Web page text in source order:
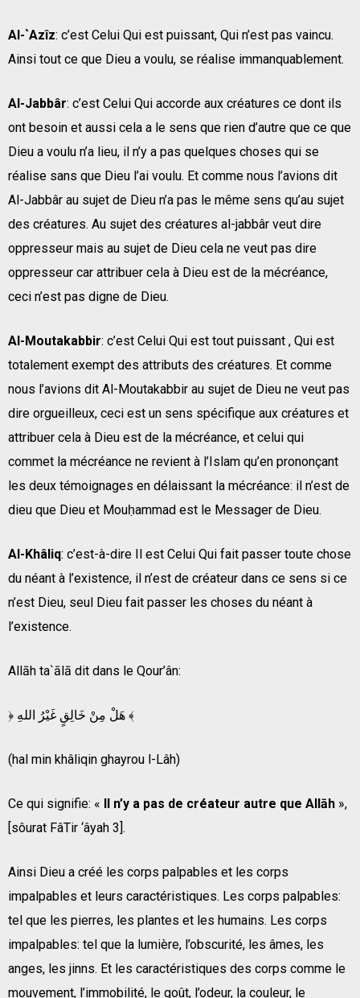
Al-`Azîz: c’est Celui Qui est puissant, Qui n’est pas vaincu.
Ainsi tout ce que Dieu a voulu, se réalise immanquablement.
Al-Jabbâr: c’est Celui Qui accorde aux créatures ce dont ils
ont besoin et aussi cela a le sens que rien d’autre que ce que
Dieu a voulu n’a lieu, il n’y a pas quelques choses qui se
réalise sans que Dieu l’ai voulu. Et comme nous l’avions dit
Al-Jabbâr au sujet de Dieu n’a pas le même sens qu’au sujet
des créatures. Au sujet des créatures al-jabbâr veut dire
oppresseur mais au sujet de Dieu cela ne veut pas dire
oppresseur car attribuer cela à Dieu est de la mécréance,
ceci n’est pas digne de Dieu.
Al-Moutakabbir: c’est Celui Qui est tout puissant , Qui est
totalement exempt des attributs des créatures. Et comme
nous l’avions dit Al-Moutakabbir au sujet de Dieu ne veut pas
dire orgueilleux, ceci est un sens spécifique aux créatures et
attribuer cela à Dieu est de la mécréance, et celui qui
commet la mécréance ne revient à l’Islam qu’en prononçant
les deux témoignages en délaissant la mécréance: il n’est de
dieu que Dieu et Mouḥammad est le Messager de Dieu.
Al-Khâliq: c’est-à-dire Il est Celui Qui fait passer toute chose
du néant à l’existence, il n’est de créateur dans ce sens si ce
n’est Dieu, seul Dieu fait passer les choses du néant à
l’existence.
Allāh ta`ālā dit dans le Qour’ân:
﴿ هَلْ مِنْ خَالِقٍ غَيْرُ اللهِ ﴾
(hal min khâliqin ghayrou l-Lâh)
Ce qui signifie: « Il n’y a pas de créateur autre que Allāh »,
[sôurat FâTir ‘âyah 3].
Ainsi Dieu a créé les corps palpables et les corps
impalpables et leurs caractéristiques. Les corps palpables:
tel que les pierres, les plantes et les humains. Les corps
impalpables: tel que la lumière, l’obscurité, les âmes, les
anges, les jinns. Et les caractéristiques des corps comme le
mouvement, l’immobilité, le goût, l’odeur, la couleur, le